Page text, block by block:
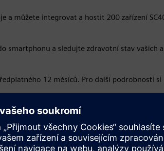
a můžete integrovat a hostit 200 zařízení
smartphonu a sledujte zdravotní stav vašich
12 měsíců. Pro další podrobnosti si